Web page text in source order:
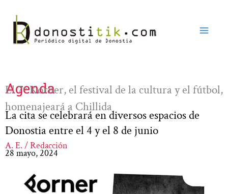
contenido
Agenda
El 7º Korner, el festival de la cultura y el fútbol,
homenajeará a Chillida
La cita se celebrará en diversos espacios de
Donostia entre el 4 y el 8 de junio
A. E. / Redacción
28 mayo, 2024